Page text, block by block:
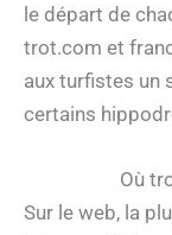
le départ de
trot.com et
aux turfistes un
certains
Où
Sur le web, la